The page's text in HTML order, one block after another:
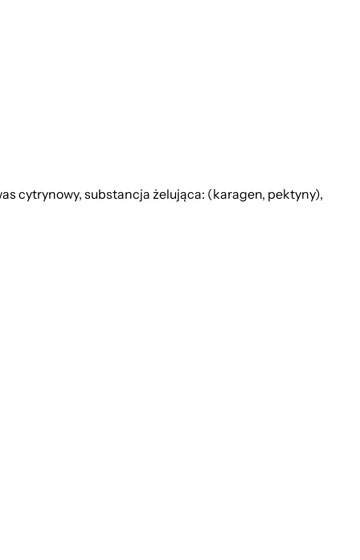
cytrynowy, substancja żelująca: (karagen, pektyny),